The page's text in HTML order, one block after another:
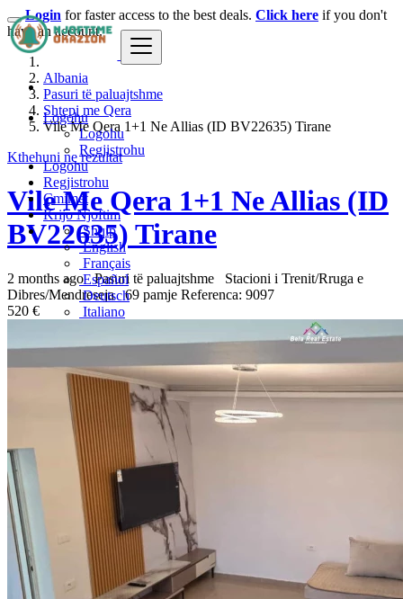
Logohu
Logohu
Regjistrohu
Logohu
Regjistrohu
Çmimet
Krijo Njoftim
Shqip
English
Français
Español
Deutsch
Italiano
Login for faster access to the best deals. Click here if you don't
have an account.
Albania
Pasuri të paluajtshme
Shtepi me Qera
Vile Me Qera 1+1 Ne Allias (ID BV22635) Tirane
Kthehuni ne rezultat
Vile Me Qera 1+1 Ne Allias (ID
BV22635) Tirane
2 months ago Pasuri të paluajtshme
Stacioni i Trenit/Rruga e
Dibres/Mendreseja 69 pamje Referenca: 9097
520 €